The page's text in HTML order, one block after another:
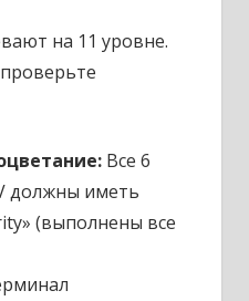
на 11 уровне.
Все 6
должны иметь
(выполнены все